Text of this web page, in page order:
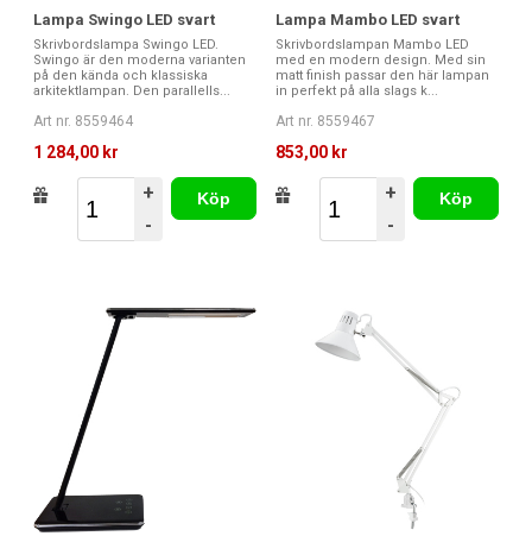
Lampa Swingo LED svart
Skrivbordslampa Swingo LED.
Swingo är den moderna varianten
på den kända och klassiska
arkitektlampan. Den parallells...
Art nr. 8559464
1 284,00 kr
+
-
Köp
Lampa Mambo LED svart
Skrivbordslampan Mambo LED
med en modern design. Med sin
matt finish passar den här lampan
in perfekt på alla slags k...
Art nr. 8559467
853,00 kr
+
-
Köp